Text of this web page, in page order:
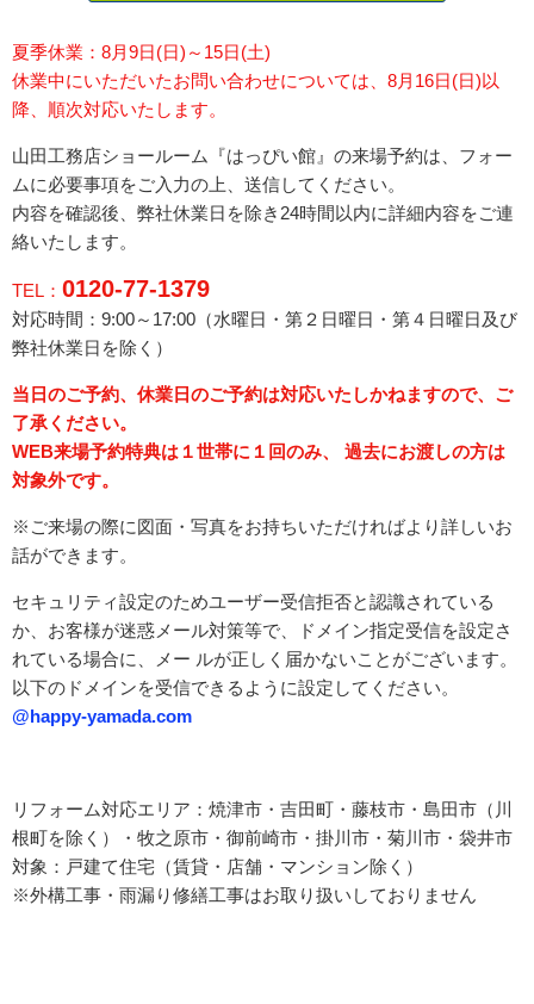
夏季休業：8月9日(日)～15日(土)
休業中にいただいたお問い合わせについては、8月16日(日)以
降、順次対応いたします。
山田工務店ショールーム『はっぴい館』の来場予約は、フォー
ムに必要事項をご入力の上、送信してください。
内容を確認後、弊社休業日を除き24時間以内に詳細内容をご連
絡いたします。
TEL： 0120-77-1379
対応時間：9:00～17:00（水曜日・ 第２日曜日・第４日曜日 及び
弊社休業日を除く）
当日のご予約、休業日のご予約は対応いたしかねますので、ご
了承ください。
WEB来場予約特典は１世帯に１回のみ、 過去にお渡しの方は
対象外です。
※ご来場の際に図面・写真をお持ちいただければより詳しいお
話ができます。
セキュリティ設定のためユーザー受信拒否と認識されている
か、お客様が迷惑メール対策等で、ドメイン指定受信を設定さ
れている場合に、メー ルが正しく届かないことがございます。
以下のドメインを受信できるように設定してください。
@happy-yamada.com
リフォーム対応エリア：焼津市・吉田町・藤枝市・島田市（川
根町を除く）・牧之原市・御前崎市・掛川市・菊川市・袋井市
対象：戸建て住宅（賃貸・店舗・マンション除く）
※外構工事・雨漏り修繕工事はお取り扱いしておりません